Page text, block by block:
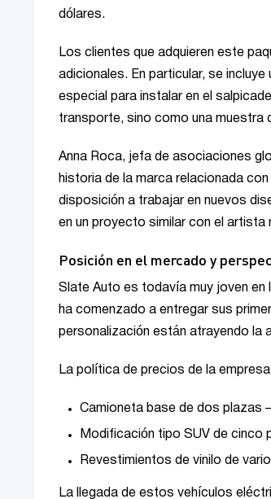
dólares.
Los clientes que adquieren este
adicionales. En particular, se
especial para instalar en el
transporte, sino como una muestra
Anna Roca, jefa de asociaciones
historia de la marca relacionada
disposición a trabajar en nuevos
en un proyecto similar con el artista
Posición en el mercado y
Slate Auto es todavía muy joven en
ha comenzado a entregar sus
personalización están atrayendo la
La política de precios de la
Camioneta base de dos plazas
Modificación tipo SUV de cinco
Revestimientos de vinilo de
La llegada de estos vehículos